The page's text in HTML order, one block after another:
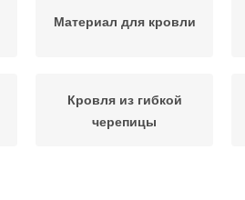
Материал для кровли
Кровля из гибкой
черепицы